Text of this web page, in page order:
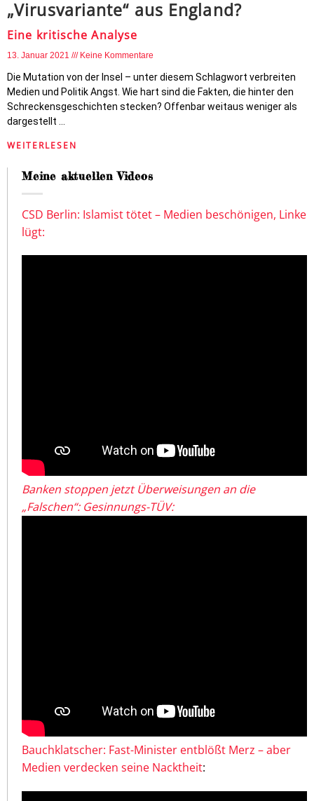
„Virusvariante“ aus England?
Eine kritische Analyse
13. Januar 2021 Keine Kommentare
Die Mutation von der Insel – unter diesem Schlagwort verbreiten
Medien und Politik Angst. Wie hart sind die Fakten, die hinter den
Schreckensgeschichten stecken? Offenbar weitaus weniger als
dargestellt …
WEITERLESEN
Meine aktuellen Videos
CSD Berlin: Islamist tötet – Medien beschönigen, Linke
lügt:
Banken stoppen jetzt Überweisungen an die
„Falschen“: Gesinnungs-TÜV:
Bauchklatscher: Fast-Minister entblößt Merz – aber
Medien verdecken seine Nacktheit: